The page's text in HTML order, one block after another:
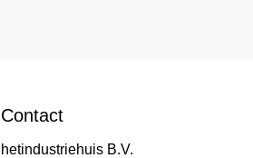
Contact
hetindustriehuis B.V.